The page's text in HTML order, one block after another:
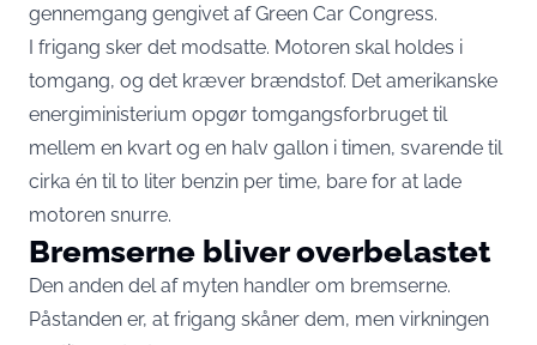
gennemgang gengivet af Green Car Congress.
I frigang sker det modsatte. Motoren skal holdes i
tomgang, og det kræver brændstof. Det amerikanske
energiministerium opgør tomgangsforbruget til
mellem en kvart og en halv gallon i timen, svarende til
cirka én til to liter benzin per time, bare for at lade
motoren snurre.
Bremserne bliver overbelastet
Den anden del af myten handler om bremserne.
Påstanden er, at frigang skåner dem, men virkningen